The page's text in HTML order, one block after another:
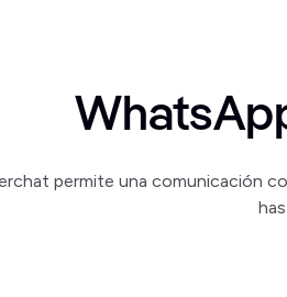
permite una comunicación